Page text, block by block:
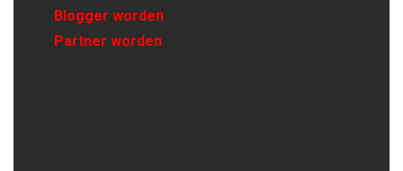
Blogger worden
Partner worden